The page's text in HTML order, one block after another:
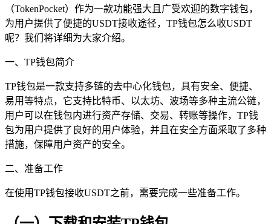
（TokenPocket）作为一款功能强大且广受欢迎的数字钱包，
为用户提供了便捷的USDT接收途径，TP钱包怎么收USDT
呢？我们将详细为大家介绍。
一、TP钱包简介
TP钱包是一款支持多链的去中心化钱包，具有安全、便捷、
易用等特点，它支持比特币、以太坊、波场等多种主流公链，
用户可以在钱包内进行资产存储、交易、转账等操作，TP钱
包为用户提供了良好的用户体验，并且在安全方面采取了多种
措施，保障用户资产的安全。
二、准备工作
在使用TP钱包接收USDT之前，需要完成一些准备工作。